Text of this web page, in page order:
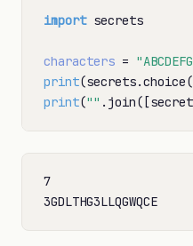
import secrets
characters =
print
print(""
7